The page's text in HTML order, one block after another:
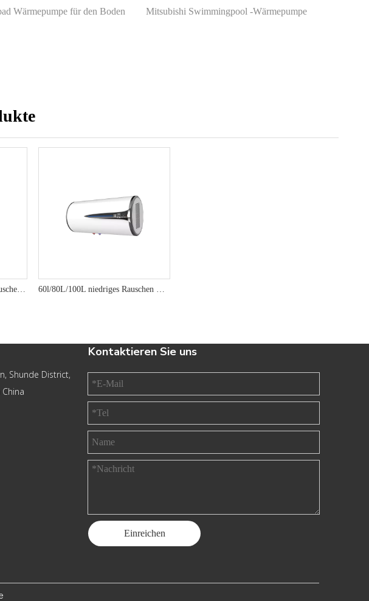
Wärmepumpe für den Boden Mitsubishi Swimmingpool -Wärmepumpe
200 l/250 l/300 l niedriges Rauschen R290 umweltfreundlich effiziente Heizpumpe Warmwasserbereiter - YT -Serie 60l/80L/100L niedriges Rauschen R134A umweltfreundlich effiziente, wandelange Wärmepumpe Warmwasserbereiter - YT -Serie
Shunde District,
Kontaktieren Sie uns
Einreichen